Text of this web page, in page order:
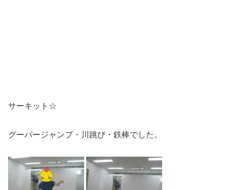
サーキット☆
グーパージャンプ・川跳び・鉄棒でした。